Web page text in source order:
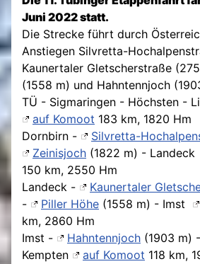
Juni 2022 statt.
Die Strecke führt durch
Anstiegen Silvretta-
Kaunertaler Gletscherstraße
(1558 m) und Hahntennjoch
TÜ - Sigmaringen - Höchsten -
auf Komoot 183 km, 1820 Hm
Dornbirn -
Silvretta-
Zeinisjoch (1822 m) - Landeck
150 km, 2550 Hm
Landeck -
Kaunertaler
-
Piller Höhe (1558 m) - Imst
km, 2860 Hm
Imst -
Hahntennjoch (1903 m)
Kempten
auf Komoot 118 km,